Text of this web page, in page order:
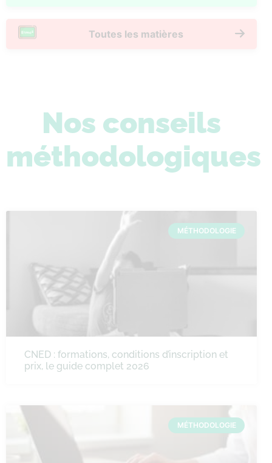
Toutes les matières
Nos conseils
méthodologiques
MÉTHODOLOGIE
CNED : formations, conditions d’inscription et
prix, le guide complet 2026
MÉTHODOLOGIE